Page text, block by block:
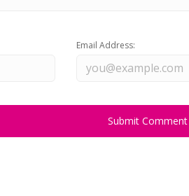
Email Address: